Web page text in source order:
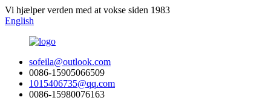
Vi hjælper verden med at vokse siden 1983
English
sofeila@outlook.com
0086-15905066509
1015406735@qq.com
0086-15980076163